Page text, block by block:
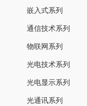
嵌入式系列
通信技术系列
物联网系列
光电技术系列
光电显示系列
光通讯系列